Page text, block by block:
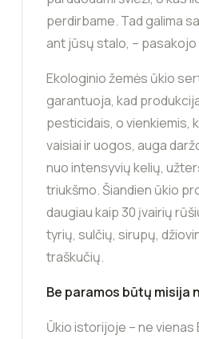
perdirbame. Tad galima
ant jūsų stalo, – pasakojo
Ekologinio žemės ūkio
garantuoja, kad
pesticidais, o vienkiemis,
vaisiai ir uogos, auga
nuo intensyvių kelių,
triukšmo. Šiandien ūkio
daugiau kaip 30 įvairių
tyrių, sulčių, sirupų,
traškučių.
Be paramos būtų misija
Ūkio istorijoje – ne vienas